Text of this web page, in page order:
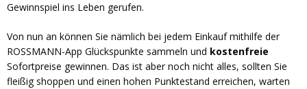
Gewinnspiel ins Leben gerufen.
Von nun an können Sie nämlich bei jedem Einkauf mithilfe der
ROSSMANN-App Glückspunkte sammeln und kostenfreie
Sofortpreise gewinnen. Das ist aber noch nicht alles, sollten Sie
fleißig shoppen und einen hohen Punktestand erreichen, warten